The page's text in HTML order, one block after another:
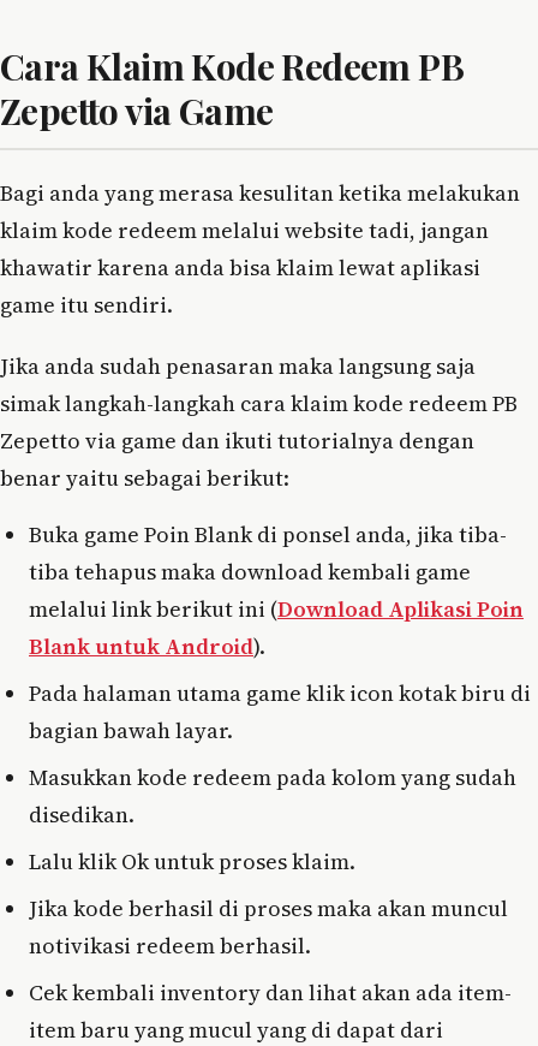
Cara Klaim Kode Redeem PB
Zepetto via Game
Bagi anda yang merasa kesulitan ketika melakukan
klaim kode redeem melalui website tadi, jangan
khawatir karena anda bisa klaim lewat aplikasi
game itu sendiri.
Jika anda sudah penasaran maka langsung saja
simak langkah-langkah cara klaim kode redeem PB
Zepetto via game dan ikuti tutorialnya dengan
benar yaitu sebagai berikut:
Buka game Poin Blank di ponsel anda, jika tiba-
tiba tehapus maka download kembali game
melalui link berikut ini (Download Aplikasi Poin
Blank untuk Android).
Pada halaman utama game klik icon kotak biru di
bagian bawah layar.
Masukkan kode redeem pada kolom yang sudah
disedikan.
Lalu klik Ok untuk proses klaim.
Jika kode berhasil di proses maka akan muncul
notivikasi redeem berhasil.
Cek kembali inventory dan lihat akan ada item-
item baru yang mucul yang di dapat dari